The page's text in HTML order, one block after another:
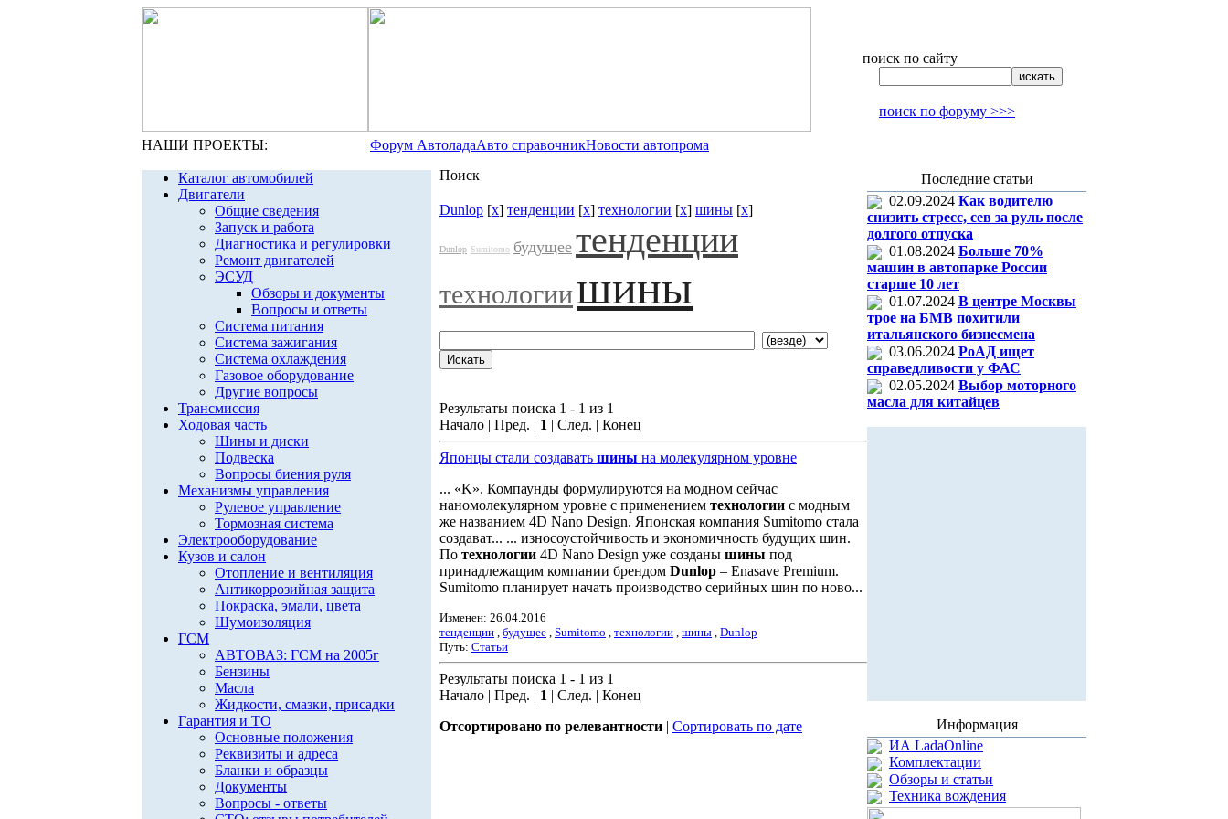
поиск по сайту
поиск по форуму >>>
НАШИ ПРОЕКТЫ: Форум АвтоладаАвто справочникНовости автопрома
Каталог автомобилей
Двигатели
Общие сведения
Запуск и работа
Диагностика и регулировки
Ремонт двигателей
ЭСУД
Обзоры и документы
Вопросы и ответы
Система питания
Система зажигания
Система охлаждения
Газовое оборудование
Другие вопросы
Трансмиссия
Ходовая часть
Шины и диски
Подвеска
Вопросы биения руля
Механизмы управления
Рулевое управление
Тормозная система
Электрооборудование
Кузов и салон
Отопление и вентиляция
Антикоррозийная защита
Покраска, эмали, цвета
Шумоизоляция
ГСМ
АВТОВАЗ: ГСМ на 2005г
Бензины
Масла
Жидкости, смазки, присадки
Гарантия и ТО
Основные положения
Реквизиты и адреса
Бланки и образцы
Документы
Вопросы - ответы
Поиск
Dunlop [x] тенденции [x] технологии [x] шины [x]
Dunlop Sumitomo будущее тенденции
технологиишины
Результаты поиска 1 - 1 из 1
Начало | Пред. | 1 | След. | Конец
Японцы стали создавать шины на молекулярном уровне
... «K». Компаунды формулируются на модном сейчас
наномолекулярном уровне с применением технологии с модным
же названием 4D Nano Design. Японская компания Sumitomo стала
создават... ... износоустойчивость и экономичность будущих шин.
По технологии 4D Nano Design уже созданы шины под
принадлежащим компании брендом Dunlop – Enasave Premium.
Sumitomo планирует начать производство серийных шин по ново...
Изменен: 26.04.2016
тенденции , будущее , Sumitomo , технологии , шины , Dunlop
Путь: Статьи
Результаты поиска 1 - 1 из 1
Начало | Пред. | 1 | След. | Конец
Отсортировано по релевантности | Сортировать по дате
Последние статьи
02.09.2024 Как водителю
снизить стресс, сев за руль после
долгого отпуска
01.08.2024 Больше 70%
машин в автопарке России
старше 10 лет
01.07.2024 В центре Москвы
трое на БМВ похитили
итальянского бизнесмена
03.06.2024 РоАД ищет
справедливости у ФАС
02.05.2024 Выбор моторного
масла для китайцев
Информация
ИА LadaOnline
Комплектации
Обзоры и статьи
Техника вождения